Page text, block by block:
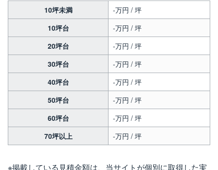
10坪未満
-万円 / 坪
10坪台
-万円 / 坪
20坪台
-万円 / 坪
30坪台
-万円 / 坪
40坪台
-万円 / 坪
50坪台
-万円 / 坪
60坪台
-万円 / 坪
70坪以上
-万円 / 坪
※掲載している見積金額は、当サイトが個別に取得した実